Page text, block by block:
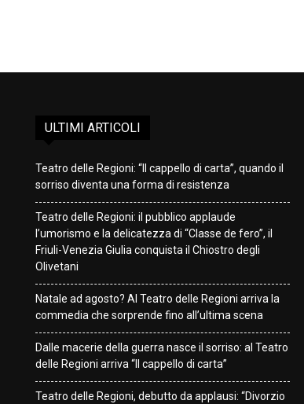
ULTIMI ARTICOLI
Teatro delle Regioni: “Il cappello di carta”, quando il
sorriso diventa una forma di resistenza
Teatro delle Regioni: il pubblico applaude
l’umorismo e la delicatezza di “Classe de fero”, il
Friuli-Venezia Giulia conquista il Chiostro degli
Olivetani
Natale ad agosto? Al Teatro delle Regioni arriva la
commedia che sorprende fino all’ultima scena
Dalle macerie della guerra nasce il sorriso: al Teatro
delle Regioni arriva “Il cappello di carta”
Teatro delle Regioni, debutto da applausi: “Divorzio